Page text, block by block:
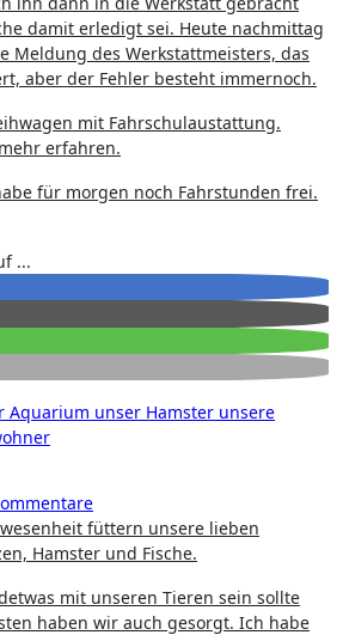
damit erledigt sei. Heute nachmittag
Meldung des Werkstattmeisters, das
aber der Fehler besteht immernoch.
mit Fahrschulaustattung.
erfahren.
für morgen noch Fahrstunden frei.
...
Aquarium unser Hamster unsere
Hamster und Fische.
mit unseren Tieren sein sollte
haben wir auch gesorgt. Ich habe